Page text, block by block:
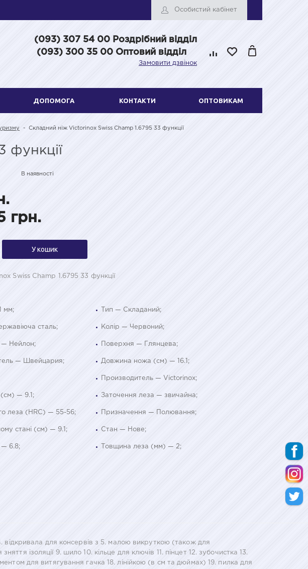
Особистий кабінет
(093) 307 54 00 Роздрібний відділ
(093) 300 35 00 Оптовий відділ
Замовити дзвінок
ДОПОМОГА КОНТАКТИ ОПТОВИКАМ
- Складний ніж Victorinox Swiss Champ 1.6795 33 функції
функції
В наявності
грн.
У кошик
Swiss Champ 1.6795 33 функції
мм; Тип — Складаний;
сталь; Колір — Червоний;
— Нейлон; Поверхня — Глянцева;
— Швейцария; Довжина ножа (см) — 16.1;
Производитель — Victorinox;
— 9.1; Заточення леза — звичайна;
леза (HRC) — 55-56; Призначення — Полювання;
стані (см) — 9.1; Стан — Нове;
— 6.8; Товщина леза (мм) — 2;
відкривала для консервів з 5. малою викруткою (також для
ізоляції 9. шило 10. кільце для ключів 11. пінцет 12. зубочистка 13.
для витягування гачка 18. лінійкою (в см та дюймах) 19. пилка для